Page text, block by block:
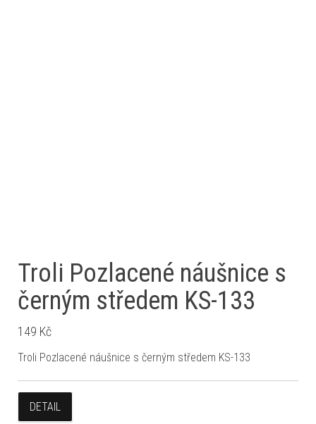
Troli Pozlacené náušnice s
černým středem KS-133
149 Kč
Troli Pozlacené náušnice s černým středem KS-133
DETAIL